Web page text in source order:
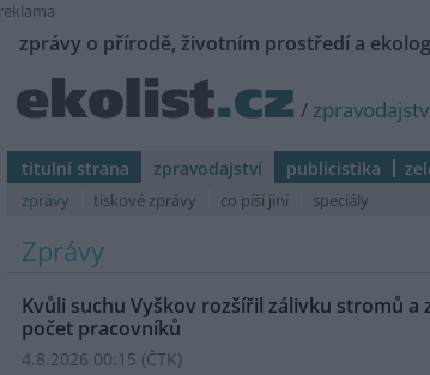
reklama
zprávy o přírodě, životním prostředí a
/
titulní strana zpravodajství publicistika
zprávy tiskové zprávy co píší jiní speciály
Zprávy
Kvůli suchu Vyškov rozšířil zálivku stromů a
počet pracovníků
4.8.2026 00:15 (ČTK)